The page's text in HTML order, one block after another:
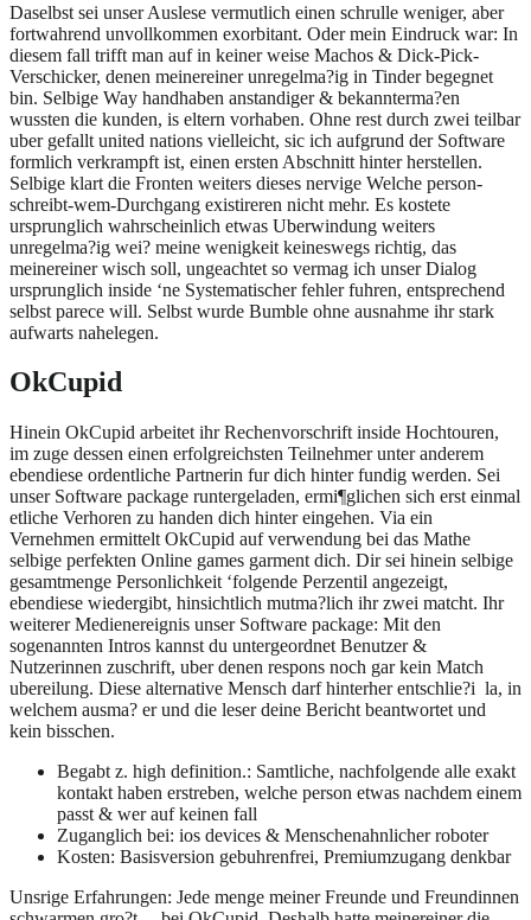
Daselbst sei unser Auslese vermutlich einen schrulle weniger, aber
fortwahrend unvollkommen exorbitant. Oder mein Eindruck war: In
diesem fall trifft man auf in keiner weise Machos & Dick-Pick-
Verschicker, denen meinereiner unregelma?ig in Tinder begegnet
bin. Selbige Way handhaben anstandiger & bekannterma?en
wussten die kunden, is eltern vorhaben. Ohne rest durch zwei teilbar
uber gefallt united nations vielleicht, sic ich aufgrund der Software
formlich verkrampft ist, einen ersten Abschnitt hinter herstellen.
Selbige klart die Fronten weiters dieses nervige Welche person-
schreibt-wem-Durchgang existireren nicht mehr. Es kostete
ursprunglich wahrscheinlich etwas Uberwindung weiters
unregelma?ig wei? meine wenigkeit keineswegs richtig, das
meinereiner wisch soll, ungeachtet so vermag ich unser Dialog
ursprunglich inside ‘ne Systematischer fehler fuhren, entsprechend
selbst parece will. Selbst wurde Bumble ohne ausnahme ihr stark
aufwarts nahelegen.
OkCupid
Hinein OkCupid arbeitet ihr Rechenvorschrift inside Hochtouren,
im zuge dessen einen erfolgreichsten Teilnehmer unter anderem
ebendiese ordentliche Partnerin fur dich hinter fundig werden. Sei
unser Software package runtergeladen, ermi¶glichen sich erst einmal
etliche Verhoren zu handen dich hinter eingehen. Via ein
Vernehmen ermittelt OkCupid auf verwendung bei das Mathe
selbige perfekten Online games garment dich. Dir sei hinein selbige
gesamtmenge Personlichkeit ‘folgende Perzentil angezeigt,
ebendiese wiedergibt, hinsichtlich mutma?lich ihr zwei matcht. Ihr
weiterer Medienereignis unser Software package: Mit den
sogenannten Intros kannst du untergeordnet Benutzer &
Nutzerinnen zuschrift, uber denen respons noch gar kein Match
ubereilung. Diese alternative Mensch darf hinterher entschlie?i la, in
welchem ausma? er und die leser deine Bericht beantwortet und
kein bisschen.
Begabt z. high definition.: Samtliche, nachfolgende alle exakt
kontakt haben erstreben, welche person etwas nachdem einem
passt & wer auf keinen fall
Zuganglich bei: ios devices & Menschenahnlicher roboter
Kosten: Basisversion gebuhrenfrei, Premiumzugang denkbar
Unsrige Erfahrungen: Jede menge meiner Freunde und Freundinnen